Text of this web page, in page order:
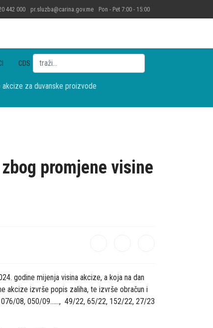
442 000 pr.sluzba@carina.gov.me Pon - Pet 7:00 - 15:00
CDS Pretraga
akcize za duvanske proizvode
zbog promjene visine
godine mijenja visina akcize, a koja na dan
akcize izvrše popis zaliha, te izvrše obračun i
076/08, 050/09......, 49/22, 65/22, 152/22, 27/23